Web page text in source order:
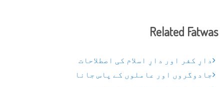
Related Fatwas
دارِ کفر اور دارِ اسلام کی اصطلاحات
جادوگروں اور عاملوں کے پاس جانا